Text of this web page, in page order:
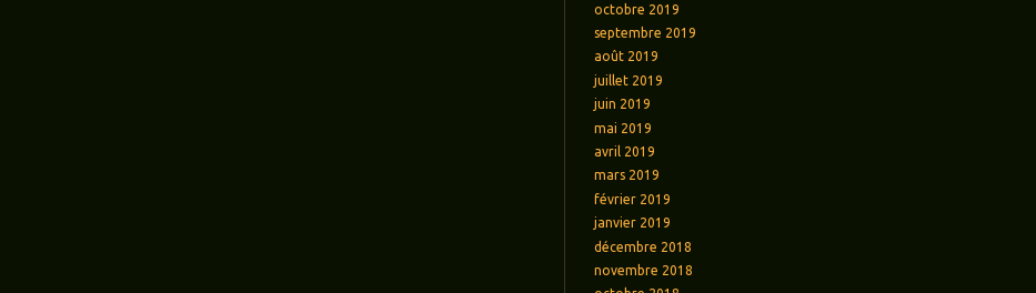
octobre 2019
septembre 2019
août 2019
juillet 2019
juin 2019
mai 2019
avril 2019
mars 2019
février 2019
janvier 2019
décembre 2018
novembre 2018